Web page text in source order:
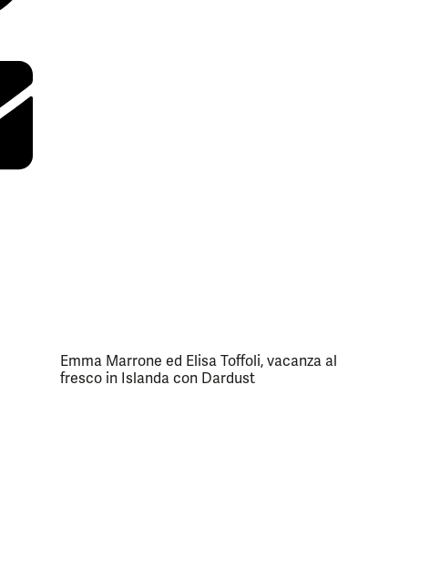
Emma Marrone ed Elisa Toffoli, vacanza al
fresco in Islanda con Dardust